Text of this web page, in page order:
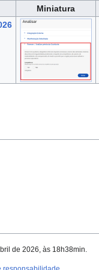
Miniatura
de 2026, às 18h38min.